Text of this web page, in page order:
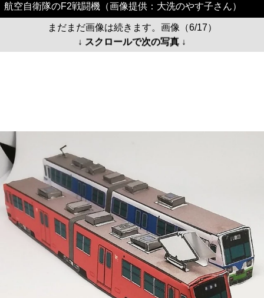
航空自衛隊のF2戦闘機（画像提供：大洗のやす子さん）
まだまだ画像は続きます。画像（6/17）
↓ スクロールで次の写真 ↓